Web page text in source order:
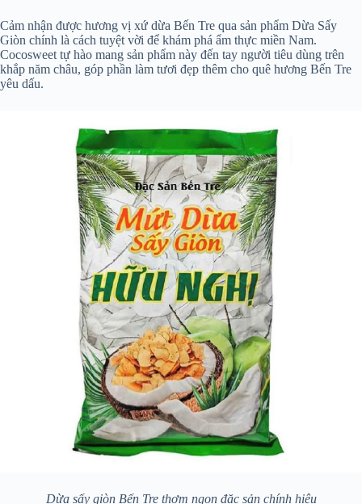
Cảm nhận được hương vị xứ dừa Bến Tre qua sản phẩm Dừa Sấy
Giòn chính là cách tuyệt vời để khám phá ẩm thực miền Nam.
Cocosweet tự hào mang sản phẩm này đến tay người tiêu dùng trên
khắp năm châu, góp phần làm tươi đẹp thêm cho quê hương Bến Tre
yêu dấu.
Dừa sấy giòn Bến Tre thơm ngon đặc sản chính hiệu